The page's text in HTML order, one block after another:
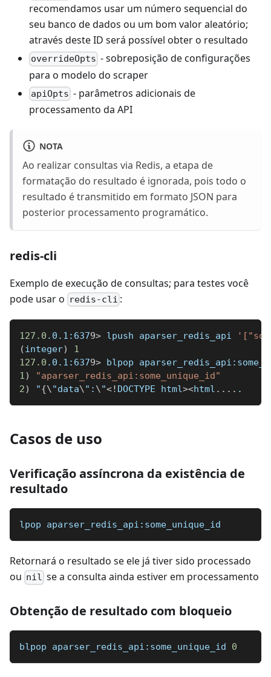
recomendamos usar um número sequencial do
seu banco de dados ou um bom valor aleatório;
através deste ID será possível obter o resultado
overrideOpts - sobreposição de configurações
para o modelo do scraper
apiOpts - parâmetros adicionais de
processamento da API
NOTA
Ao realizar consultas via Redis, a etapa de
formatação do resultado é ignorada, pois todo o
resultado é transmitido em formato JSON para
posterior processamento programático.
redis-cli
Exemplo de execução de consultas; para testes você
pode usar o redis-cli :
127.0 .0.1:6379> lpush aparser_redis_api
(integer)
1
127.0 .0.1:6379> blpop
1)
"aparser_redis_api:some_unique_id"
2) "{\"data\": \"<! DOCTYPE html><html .. .. .
Casos de uso
Verificação assíncrona da existência de
resultado
lpop aparser_redis_api:some_unique_id
Retornará o resultado se ele já tiver sido processado
ou nil se a consulta ainda estiver em processamento
Obtenção de resultado com bloqueio
blpop aparser_redis_api:some_unique_id 0